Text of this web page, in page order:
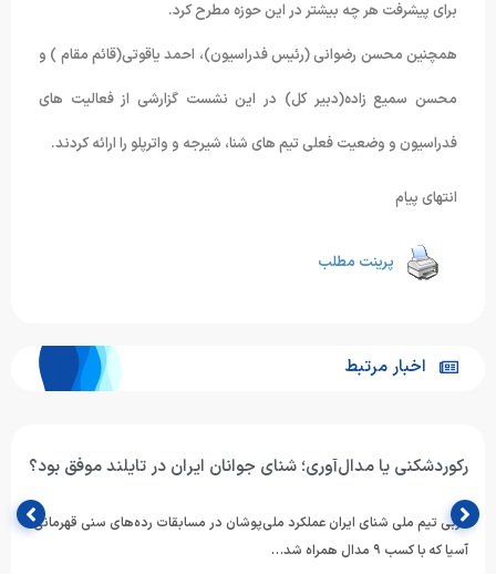
برای پیشرفت هر چه بیشتر در این حوزه مطرح کرد.
همچنین محسن رضوانی (رئیس فدراسیون)، احمد یاقوتی(قائم مقام ) و
محسن سمیع زاده(دبیر کل) در این نشست گزارشی از فعالیت های
فدراسیون و وضعیت فعلی تیم های شنا، شیرجه و واترپلو را ارائه کردند.
انتهای پیام
پرینت مطلب
اخبار مرتبط
رکوردشکنی یا مدال‌آوری؛ شنای جوانان ایران در تایلند موفق بود؟
مربی تیم ملی شنای ایران عملکرد ملی‌پوشان در مسابقات رده‌های سنی قهرمانی
آسیا که با کسب ۹ مدال همراه شد…